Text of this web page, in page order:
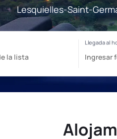
Lesquielles-Saint-